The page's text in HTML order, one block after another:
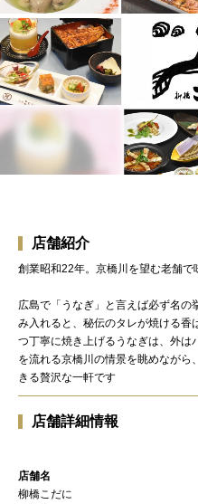
店舗紹介
創業昭和22年。京橋川を望む老舗で
広島で「うなぎ」と言えば必ず名
み入れると、秘伝のタレが焼ける香
つ丁寧に焼き上げるうなぎは、外は
を流れる京橋川の情景を眺めなが
きる贅沢な一軒です
店舗詳細情報
店舗名
柳橋こだに